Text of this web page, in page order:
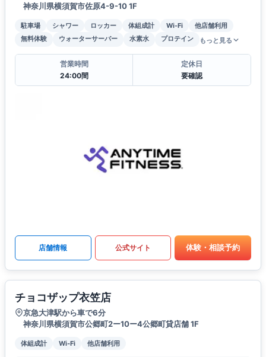
神奈川県横須賀市佐原4-9-10 1F
駐車場 シャワー ロッカー 体組成計 Wi-Fi
他店舗利用
無料体験
ウォーターサーバー 水素水 プロテイン もっと見る
営業時間
24:00間
定休日
要確認
店舗情報 公式サイト 体験・相談予約
チョコザップ衣笠店
京急大津駅から車で6分
神奈川県横須賀市公郷町2ー10ー4公郷町貸店舗 1F
体組成計 Wi-Fi 他店舗利用